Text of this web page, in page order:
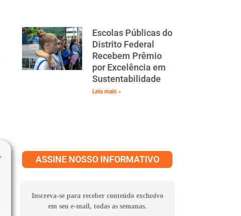
Escolas Públicas do
Distrito Federal
Recebem Prêmio
por Excelência em
Sustentabilidade
Leia mais »
ASSINE NOSSO INFORMATIVO
Inscreva-se para receber conteúdo exclusivo
em seu e-mail, todas as semanas.